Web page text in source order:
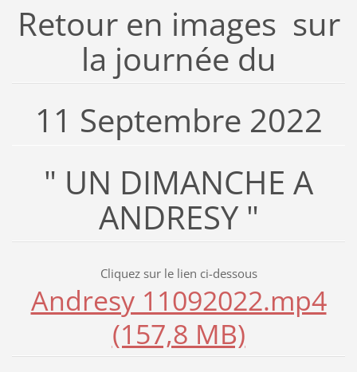
Retour en images sur
la journée du
11 Septembre 2022
" UN DIMANCHE A
ANDRESY "
Cliquez sur le lien ci-dessous
Andresy 11092022.mp4
(157,8 MB)